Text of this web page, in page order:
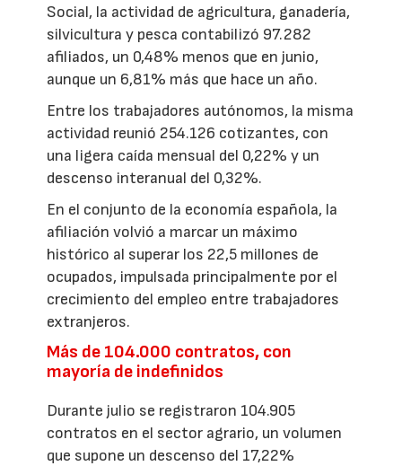
Social, la actividad de agricultura, ganadería,
silvicultura y pesca contabilizó 97.282
afiliados, un 0,48% menos que en junio,
aunque un 6,81% más que hace un año.
Entre los trabajadores autónomos, la misma
actividad reunió 254.126 cotizantes, con
una ligera caída mensual del 0,22% y un
descenso interanual del 0,32%.
En el conjunto de la economía española, la
afiliación volvió a marcar un máximo
histórico al superar los 22,5 millones de
ocupados, impulsada principalmente por el
crecimiento del empleo entre trabajadores
extranjeros.
Más de 104.000 contratos, con
mayoría de indefinidos
Durante julio se registraron 104.905
contratos en el sector agrario, un volumen
que supone un descenso del 17,22%